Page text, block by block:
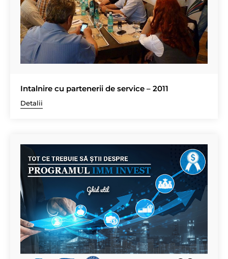
Intalnire cu partenerii de service – 2011
Detalii